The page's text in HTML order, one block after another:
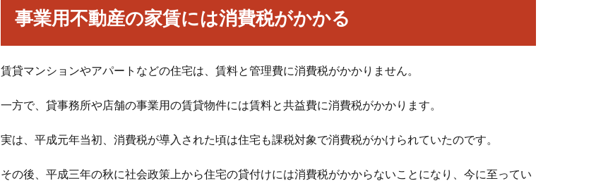
事業用不動産の家賃には消費税がかかる
賃貸マンションやアパートなどの住宅は、賃料と管理費に消費税がかかりません。
一方で、貸事務所や店舗の事業用の賃貸物件には賃料と共益費に消費税がかかります。
実は、平成元年当初、消費税が導入された頃は住宅も課税対象で消費税がかけられていたのです。
その後、平成三年の秋に社会政策上から住宅の貸付けには消費税がかからないことになり、今に至ってい